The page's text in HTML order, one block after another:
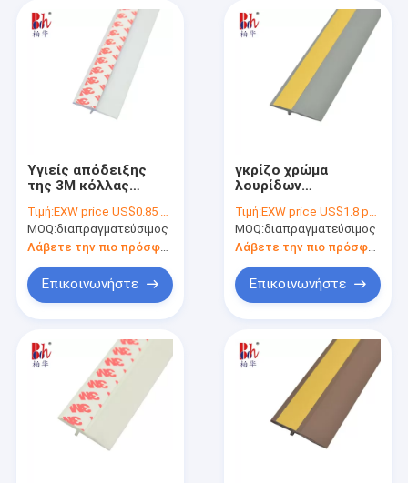
Υγιείς απόδειξης
της 3M κόλλας
PVC ταινιών
αυτοκόλλητες
Τιμή:EXW price US$0.85 per piece
MOQ:διαπραγματεύσιμος
Λάβετε την πιο πρόσφατη τιμή
Επικοινωνήστε
γκρίζο χρώμα
λουρίδων
σφραγίδων πορτών
απόδειξης νερού
χασμάτων 30mm
Τιμή:EXW price US$1.8 per piece
MOQ:διαπραγματεύσιμος
Επικοινωνήστε